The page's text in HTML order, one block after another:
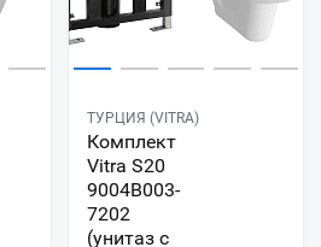
ТУРЦИЯ (VITRA)
Комплект
Vitra S20
9004B003-
7202
(унитаз с